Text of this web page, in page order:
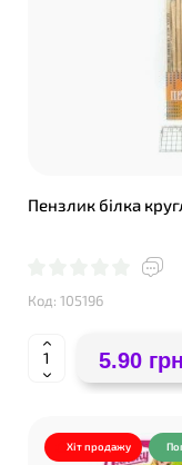
Пензлик білка
Код: 105196
5.90
Хіт продажу